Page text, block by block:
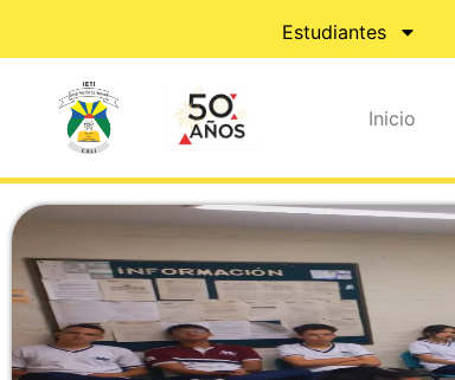
Estudiantes
Inicio